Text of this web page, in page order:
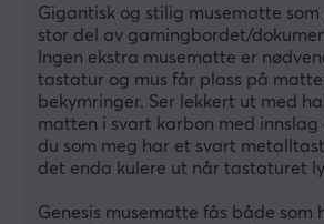
Gigantisk og stilig musematte
stor del av gamingbordet/
Ingen ekstra musematte er
tastatur og mus får plass på
bekymringer. Ser lekkert ut med
matten i svart karbon med innslag
du som meg har et svart
det enda kulere ut når tastaturet
Genesis musematte fås både som